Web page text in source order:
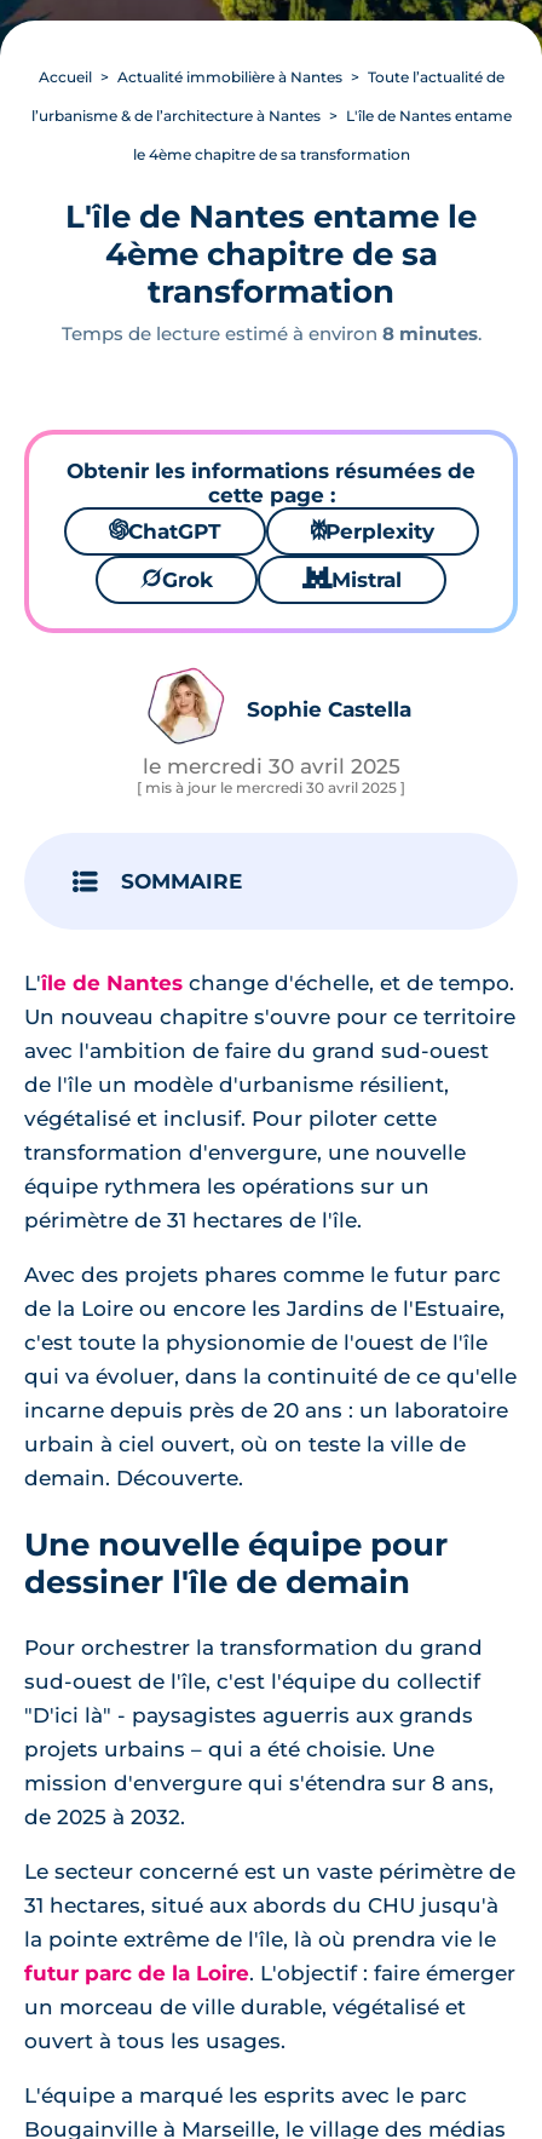
Accueil Actualité immobilière à Nantes Toute l’actualité de
l’urbanisme & de l’architecture à Nantes L'île de Nantes entame
le 4ème chapitre de sa transformation
L'île de Nantes entame le
4ème chapitre de sa
transformation
Temps de lecture estimé à environ 8 minutes.
Obtenir les informations résumées de
cette page :
🌌ChatGPT ⚙Perplexity
🪐Grok 🐱 Mistral
Sophie Castella
le mercredi 30 avril 2025
[ mis à jour le mercredi 30 avril 2025 ]
SOMMAIRE
L'île de Nantes change d'échelle, et de tempo.
Un nouveau chapitre s'ouvre pour ce territoire
avec l'ambition de faire du grand sud-ouest
de l'île un modèle d'urbanisme résilient,
végétalisé et inclusif. Pour piloter cette
transformation d'envergure, une nouvelle
équipe rythmera les opérations sur un
périmètre de 31 hectares de l'île.
Avec des projets phares comme le futur parc
de la Loire ou encore les Jardins de l'Estuaire,
c'est toute la physionomie de l'ouest de l'île
qui va évoluer, dans la continuité de ce qu'elle
incarne depuis près de 20 ans : un laboratoire
urbain à ciel ouvert, où on teste la ville de
demain. Découverte.
Une nouvelle équipe pour
dessiner l'île de demain
Pour orchestrer la transformation du grand
sud-ouest de l'île, c'est l'équipe du collectif
"D'ici là" - paysagistes aguerris aux grands
projets urbains – qui a été choisie. Une
mission d'envergure qui s'étendra sur 8 ans,
de 2025 à 2032.
Le secteur concerné est un vaste périmètre de
31 hectares, situé aux abords du CHU jusqu'à
la pointe extrême de l'île, là où prendra vie le
futur parc de la Loire. L'objectif : faire émerger
un morceau de ville durable, végétalisé et
ouvert à tous les usages.
L'équipe a marqué les esprits avec le parc
Bougainville à Marseille, le village des médias